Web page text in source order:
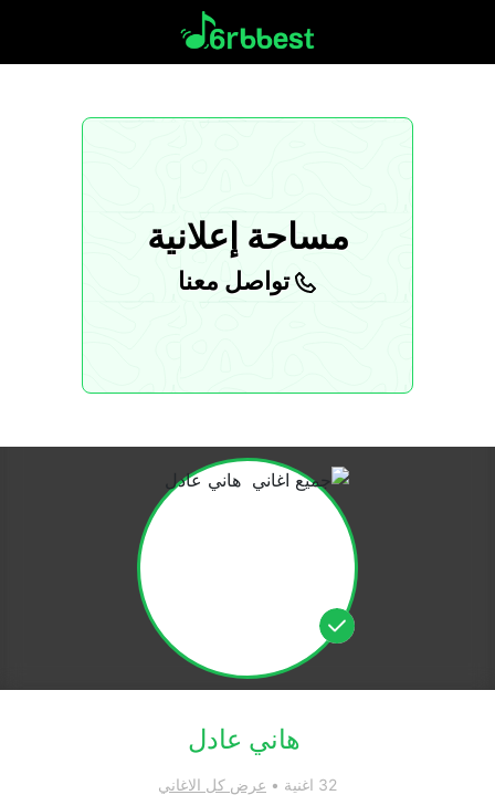
مساحة إعلانية
تواصل معنا
هاني عادل
32 اغنية • عرض كل الاغاني